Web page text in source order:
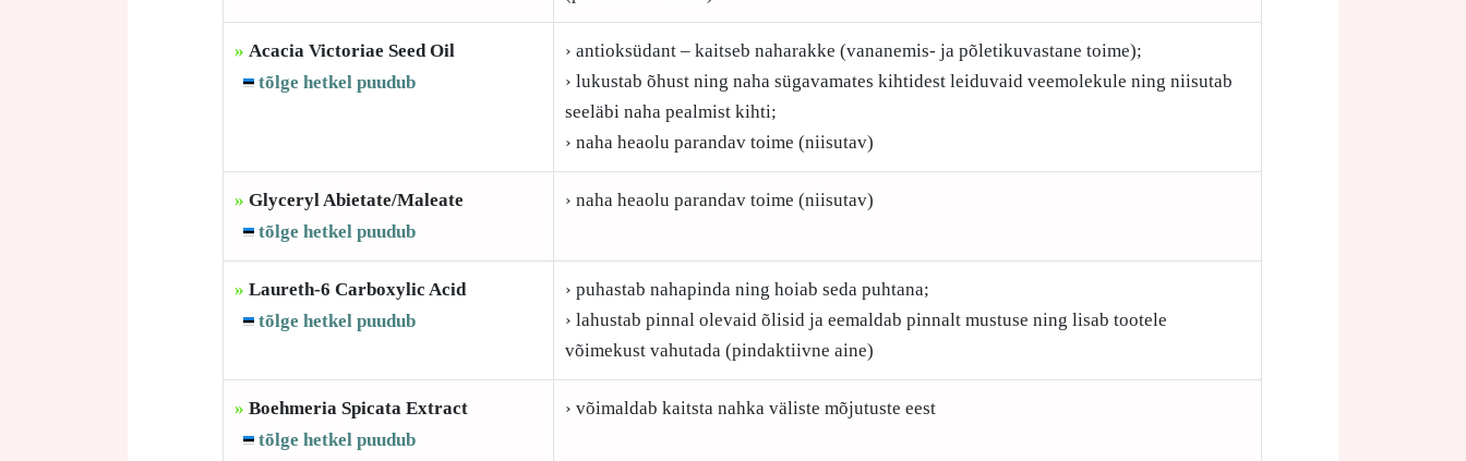
» Acacia Victoriae Seed Oil
tõlge hetkel puudub
› antioksüdant – kaitseb naharakke (vananemis- ja põletikuvastane toime);
› lukustab õhust ning naha sügavamates kihtidest leiduvaid veemolekule ning niisutab
seeläbi naha pealmist kihti;
› naha heaolu parandav toime (niisutav)
» Glyceryl Abietate/Maleate
tõlge hetkel puudub
› naha heaolu parandav toime (niisutav)
» Laureth-6 Carboxylic Acid
tõlge hetkel puudub
› puhastab nahapinda ning hoiab seda puhtana;
› lahustab pinnal olevaid õlisid ja eemaldab pinnalt mustuse ning lisab tootele
võimekust vahutada (pindaktiivne aine)
» Boehmeria Spicata Extract
tõlge hetkel puudub
› võimaldab kaitsta nahka väliste mõjutuste eest